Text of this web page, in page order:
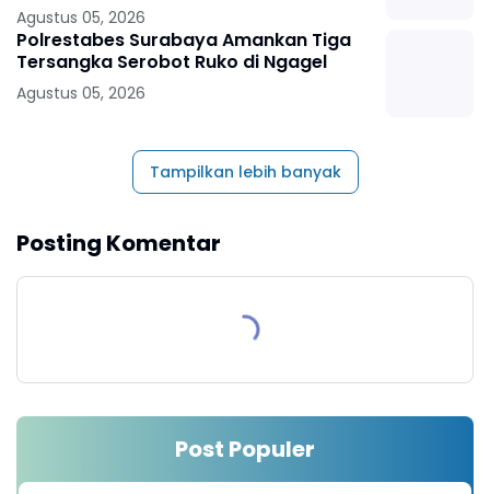
Agustus 05, 2026
Polrestabes Surabaya Amankan Tiga
Tersangka Serobot Ruko di Ngagel
Agustus 05, 2026
Tampilkan lebih banyak
Posting Komentar
Post Populer